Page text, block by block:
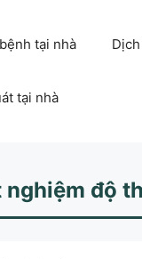
tại nhà
tại nhà
nghiệm độ